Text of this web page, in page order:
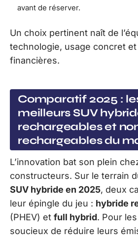
avant de réserver.
Un choix pertinent naît de
technologie, usage concret
financières.
Comparatif 2025 :
meilleurs SUV
rechargeables et
rechargeables du
L’innovation bat son plein
constructeurs. Sur le terrain
SUV hybride en 2025, deux
leur épingle du jeu : hybride
(PHEV) et full hybrid. Pour
soucieux de réduire leurs